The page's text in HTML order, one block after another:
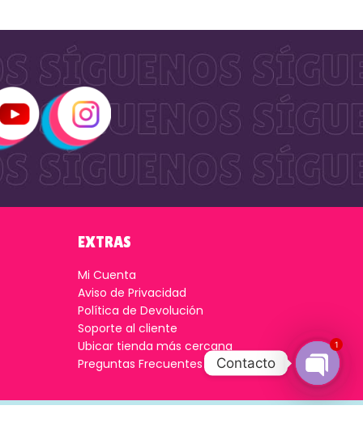
EXTRAS
Mi Cuenta
Aviso de Privacidad
Política de Devolución
Soporte al cliente
Ubicar tienda más cercana
Preguntas Frecuentes
Contacto
1